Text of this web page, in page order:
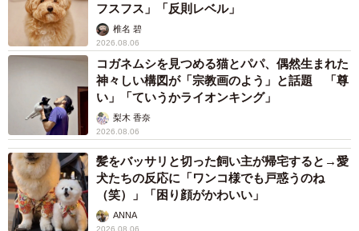
フスフス」「反則レベル」
椎名 碧
2026.08.06
コガネムシを見つめる猫とパパ、偶然生まれた
神々しい構図が「宗教画のよう」と話題 「尊
い」「ていうかライオンキング」
梨木 香奈
2026.08.06
髪をバッサリと切った飼い主が帰宅すると→愛
犬たちの反応に「ワンコ様でも戸惑うのね
（笑）」「困り顔がかわいい」
ANNA
2026.08.06